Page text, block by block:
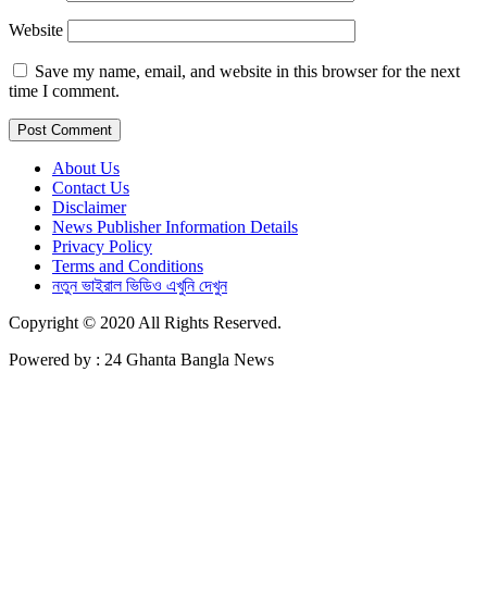
Website
Save my name, email, and website in this browser for the next
time I comment.
About Us
Contact Us
Disclaimer
News Publisher Information Details
Privacy Policy
Terms and Conditions
নতুন ভাইরাল ভিডিও এখুনি দেখুন
Copyright © 2020 All Rights Reserved.
Powered by : 24 Ghanta Bangla News